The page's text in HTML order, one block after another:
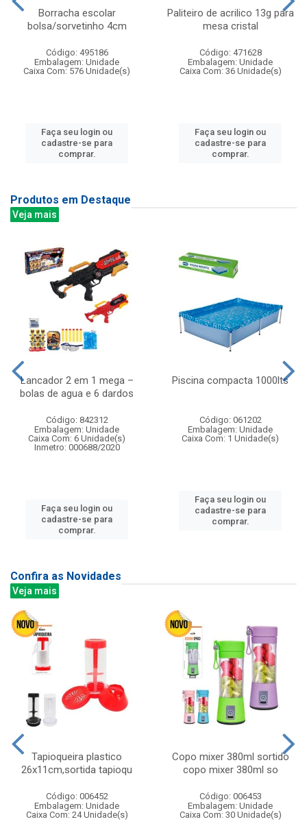
Borracha escolar
bolsa/sorvetinho 4cm
Código: 495186
Embalagem: Unidade
Caixa Com: 576 Unidade(s)
Faça seu login ou
cadastre-se para
comprar.
Paliteiro de acrilico 13g para
mesa cristal
Código: 471628
Embalagem: Unidade
Caixa Com: 36 Unidade(s)
Faça seu login ou
cadastre-se para
comprar.
Produtos em Destaque
Veja mais
Lancador 2 em 1 mega –
bolas de agua e 6 dardos
Código: 842312
Embalagem: Unidade
Caixa Com: 6 Unidade(s)
Inmetro: 000688/2020
Faça seu login ou
cadastre-se para
comprar.
Piscina compacta 1000lts
Código: 061202
Embalagem: Unidade
Caixa Com: 1 Unidade(s)
Faça seu login ou
cadastre-se para
comprar.
Confira as Novidades
Veja mais
Tapioqueira plastico
26x11cm,sortida tapioqu
Código: 006452
Embalagem: Unidade
Caixa Com: 24 Unidade(s)
Copo mixer 380ml sortido
copo mixer 380ml so
Código: 006453
Embalagem: Unidade
Caixa Com: 30 Unidade(s)